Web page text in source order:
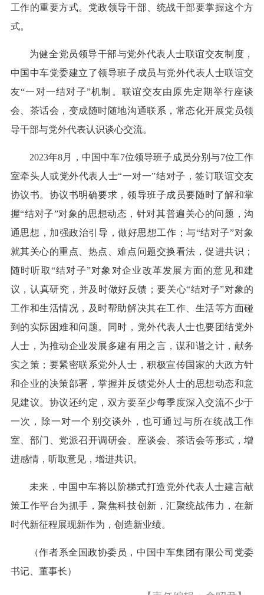
工作的重要方式。党政领导干部、统战干部要掌握这个方
式。
为健全党员领导干部与党外代表人士联谊交友制度，
中国中车党委建立了领导班子成员与党外代表人士联谊交
友“一对一结对子”机制。联谊交友由原先定期举行座谈
会、茶话会，变成随时随地沟通联系，常态化开展党员领
导干部与党外代表认识谈心交流。
2023年8月，中国中车7位领导班子成员分别与7位工作
室牵头人或党外代表人士“一对一”结对子，签订联谊交友
协议书。协议书明确要求，领导班子成员要随时了解和掌
握“结对子”对象的思想动态，针对其普遍关心的问题，沟
通思想，加强政治引导，做好思想工作；与“结对子”对象
就其关心的重点、热点、难点问题交换看法，促进共识；
随时听取“结对子”对象对企业改革发展方面的意见和建
议，认真研究，并及时做好反馈；要关心“结对子”对象的
工作和生活情况，及时帮助解决其在工作、生活等方面碰
到的实际困难和问题。同时，党外代表人士也要团结党外
人士，为推动企业发展多建有用之言，谋和谐之计，献务
实之策；要紧密联系党外人士，积极宣传国家的大政方针
和企业的决策部署，掌握并反馈党外人士的思想动态和意
见建议。协议还约定，双方要至少每季度深入交流不少于
一次，除一对一个别交谈外，也可通过与所在统战工作
室、部门、党派召开调研会、座谈会、茶话会等形式，增
进感情，听取意见，增进共识。
未来，中国中车将以阶梯式打造党外代表人士建言献
策工作平台为抓手，聚焦科技创新，汇聚统战伟力，在新
时代新征程展现新作为，创造新业绩。
（作者系全国政协委员，中国中车集团有限公司党委
书记、董事长）